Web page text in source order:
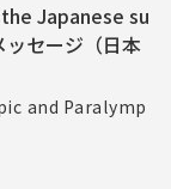
Japanese su
セージ（日本
and Paralymp